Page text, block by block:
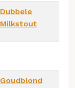
Dubbele
Milkstout
Goudblond